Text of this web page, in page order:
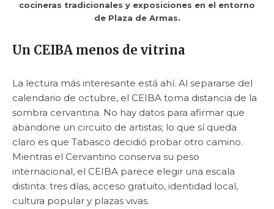
cocineras tradicionales y exposiciones en el entorno
de Plaza de Armas.
Un CEIBA menos de vitrina
La lectura más interesante está ahí. Al separarse del
calendario de octubre, el CEIBA toma distancia de la
sombra cervantina. No hay datos para afirmar que
abandone un circuito de artistas; lo que sí queda
claro es que Tabasco decidió probar otro camino.
Mientras el Cervantino conserva su peso
internacional, el CEIBA parece elegir una escala
distinta: tres días, acceso gratuito, identidad local,
cultura popular y plazas vivas.